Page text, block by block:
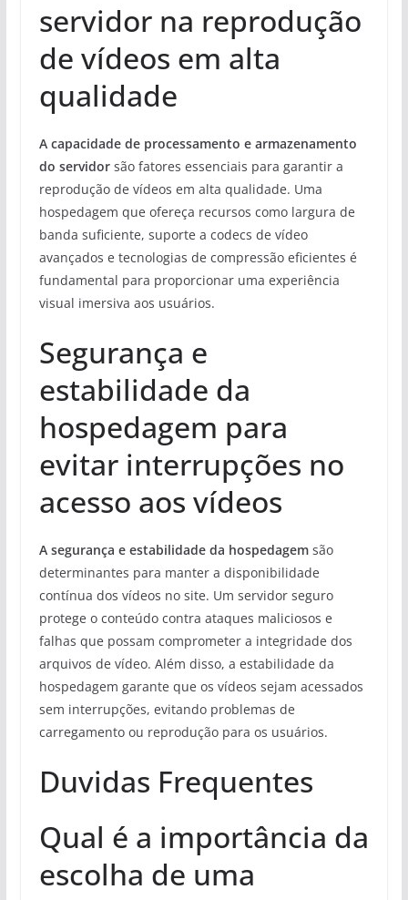
servidor na reprodução
de vídeos em alta
qualidade
A capacidade de processamento e armazenamento
do servidorsão fatores essenciais para garantir a
reprodução de vídeos em alta qualidade. Uma
hospedagem que ofereça recursos como largura de
banda suficiente, suporte a codecs de vídeo
avançados e tecnologias de compressão eficientes é
fundamental para proporcionar uma experiência
visual imersiva aos usuários.
Segurança e
estabilidade da
hospedagem para
evitar interrupções no
acesso aos vídeos
A segurança e estabilidade da hospedagemsão
determinantes para manter a disponibilidade
contínua dos vídeos no site. Um servidor seguro
protege o conteúdo contra ataques maliciosos e
falhas que possam comprometer a integridade dos
arquivos de vídeo. Além disso, a estabilidade da
hospedagem garante que os vídeos sejam acessados
sem interrupções, evitando problemas de
carregamento ou reprodução para os usuários.
Duvidas Frequentes
Qual é a importância da
escolha de uma